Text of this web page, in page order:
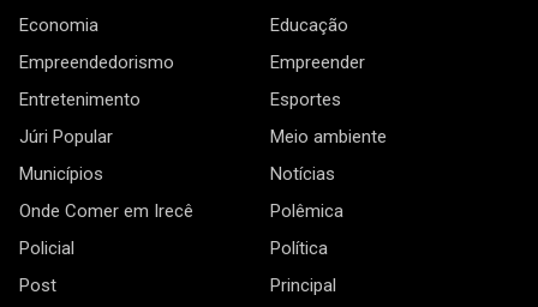
Economia
Educação
Empreendedorismo
Empreender
Entretenimento
Esportes
Júri Popular
Meio ambiente
Municípios
Notícias
Onde Comer em Irecê
Polêmica
Policial
Política
Post
Principal